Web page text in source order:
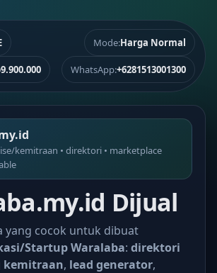
Mode:Harga Normal
WhatsApp:+6281513001300
kemitraan • direktori • marketplace
Dijual
yang cocok untuk dibuat
Startup Waralaba: direktori
kemitraan, lead generator,